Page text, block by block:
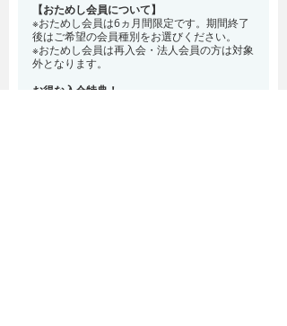
【おためし会員について】
※おためし会員は6ヵ月間限定です。期間終了
後はご希望の会員種別をお選びください。
※おためし会員は再入会・法人会員の方は対象
外となります。
お得な入会特典！